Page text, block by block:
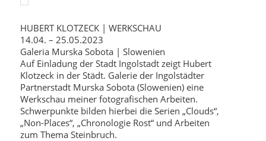
HUBERT KLOTZECK | WERKSCHAU
14.04. – 25.05.2023
Galeria Murska Sobota | Slowenien
Auf Einladung der Stadt Ingolstadt zeigt Hubert
Klotzeck in der Städt. Galerie der Ingolstädter
Partnerstadt Murska Sobota (Slowenien) eine
Werkschau meiner fotografischen Arbeiten.
Schwerpunkte bilden hierbei die Serien „Clouds“,
„Non-Places“, „Chronologie Rost“ und Arbeiten
zum Thema Steinbruch.